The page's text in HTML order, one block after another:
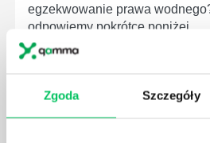
Zgoda Szczegóły
egzekwowanie prawa
odpowiemy pokrótce poniżej.